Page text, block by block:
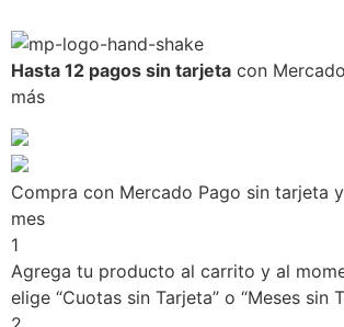
Hasta 12 pagos sin tarjeta con
más
Compra con Mercado Pago sin tarjeta
mes
1
Agrega tu producto al carrito y al
elige “Cuotas sin Tarjeta” o “Meses sin